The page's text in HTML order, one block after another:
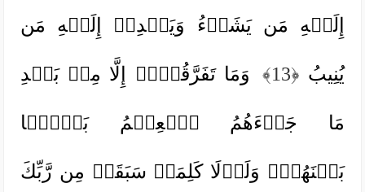
إِلَیۡهِ مَن یَشَاۤءُ وَیَهۡدِیۤ إِلَیۡهِ مَن
یُنِیبُ ﴿13﴾ وَمَا تَفَرَّقُوۤا۟ إِلَّا مِنۢ بَعۡدِ
مَا جَاۤءَهُمُ ٱلۡعِلۡمُ بَغۡیَۢا
بَیۡنَهُمۡۚ وَلَوۡلَا كَلِمَةࣱ سَبَقَتۡ مِن رَّبِّكَ